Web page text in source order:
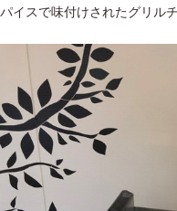
パイスで味付けされたグリル